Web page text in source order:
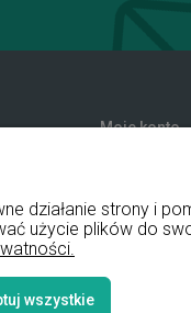
Moje konto
Ustawienia
działanie strony i
użycie plików do
wszystkie